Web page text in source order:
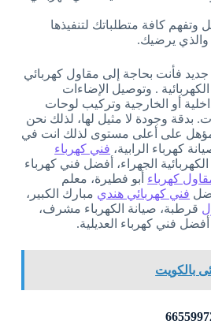
وتفهم كافة متطلباتك لتنفيذها
يرضيك.
جديد فأنت بحاجة إلى مقاول كهربائي
. وتوصيل الإضاءات
أو الخارجية وتركيب لوحات
بدقة وجودة لا مثيل لها، لذلك نحن
على أعلى مستوى لذلك انت في
كهرباء الرابية، فني كهرباء
الكهربائية الجهراء، أفضل فني كهرباء
كهرباء أبو فطيرة، معلم
فني كهربائي هندي مبارك الكبير،
قرطبة، صيانة الكهرباء مشرف،
فني كهرباء العديلية.
بالكويت